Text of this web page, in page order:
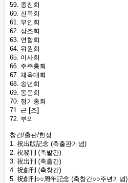
59. 종친회
60. 친목회
61. 부인회
62. 상조회
63. 연합회
64. 위원회
65. 이사회
66. 주주총회
67. 체육대회
68. 송년회
69. 동문회
70. 정기총회
71. 근 [조]
72. 부의
창간/출판/헌정
1. 祝出版記念 (축출판기념)
2. 祝發刊 (축발간)
3. 祝出刊 (축출간)
4. 祝創刊 (축창간)
5. 祝創刊○○周年記念 (축창간○○주년기념)